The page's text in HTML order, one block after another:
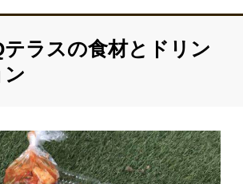
ラスの食材とドリン